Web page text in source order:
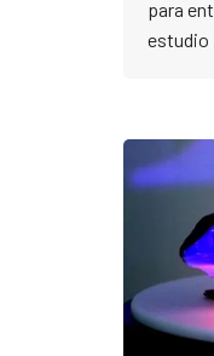
para
estudio